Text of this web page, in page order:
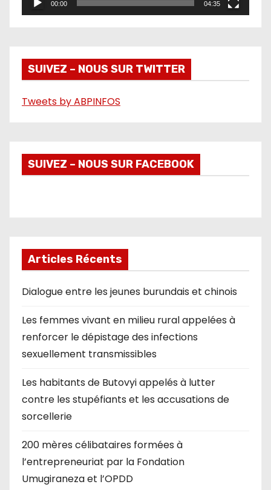
v
o
00:00 04:35
SUIVEZ – NOUS SUR TWITTER
Tweets by ABPINFOS
SUIVEZ – NOUS SUR FACEBOOK
Articles Récents
Dialogue entre les jeunes burundais et chinois
Les femmes vivant en milieu rural appelées à
renforcer le dépistage des infections
sexuellement transmissibles
Les habitants de Butovyi appelés à lutter
contre les stupéfiants et les accusations de
sorcellerie
200 mères célibataires formées à
l’entrepreneuriat par la Fondation
Umugiraneza et l’OPDD